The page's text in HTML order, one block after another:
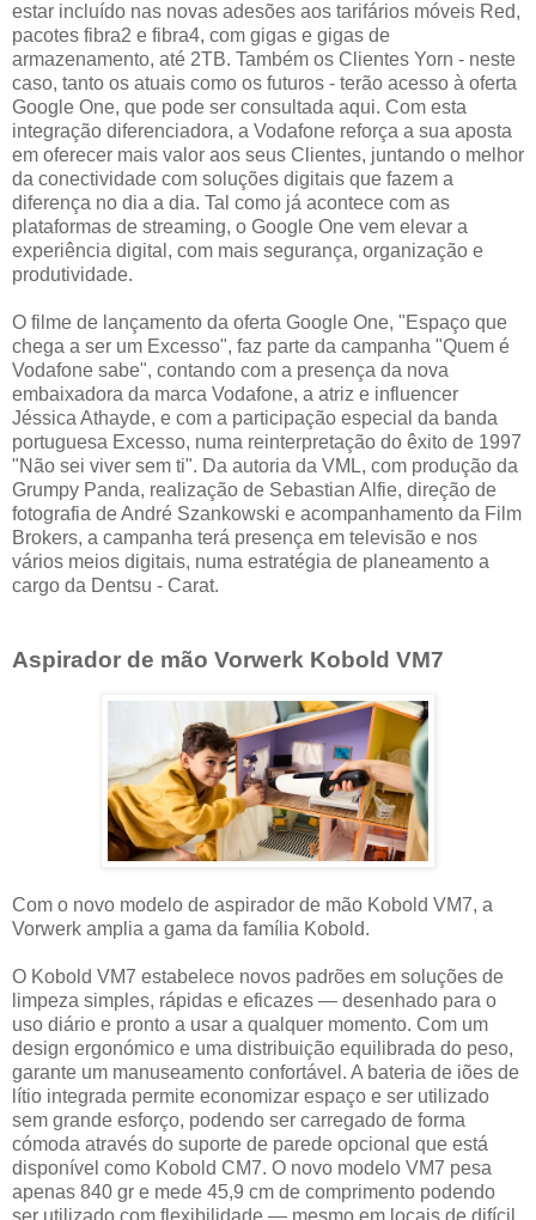
estar incluído nas novas adesões aos tarifários móveis Red,
pacotes fibra2 e fibra4, com gigas e gigas de
armazenamento, até 2TB. Também os Clientes Yorn - neste
caso, tanto os atuais como os futuros - terão acesso à oferta
Google One, que pode ser consultada aqui. Com esta
integração diferenciadora, a Vodafone reforça a sua aposta
em oferecer mais valor aos seus Clientes, juntando o melhor
da conectividade com soluções digitais que fazem a
diferença no dia a dia. Tal como já acontece com as
plataformas de streaming, o Google One vem elevar a
experiência digital, com mais segurança, organização e
produtividade.
O filme de lançamento da oferta Google One, "Espaço que
chega a ser um Excesso", faz parte da campanha "Quem é
Vodafone sabe", contando com a presença da nova
embaixadora da marca Vodafone, a atriz e influencer
Jéssica Athayde, e com a participação especial da banda
portuguesa Excesso, numa reinterpretação do êxito de 1997
"Não sei viver sem ti". Da autoria da VML, com produção da
Grumpy Panda, realização de Sebastian Alfie, direção de
fotografia de André Szankowski e acompanhamento da Film
Brokers, a campanha terá presença em televisão e nos
vários meios digitais, numa estratégia de planeamento a
cargo da Dentsu - Carat.
Aspirador de mão Vorwerk Kobold VM7
Com o novo modelo de aspirador de mão Kobold VM7, a
Vorwerk amplia a gama da família Kobold.
O Kobold VM7 estabelece novos padrões em soluções de
limpeza simples, rápidas e eficazes — desenhado para o
uso diário e pronto a usar a qualquer momento. Com um
design ergonómico e uma distribuição equilibrada do peso,
garante um manuseamento confortável. A bateria de iões de
lítio integrada permite economizar espaço e ser utilizado
sem grande esforço, podendo ser carregado de forma
cómoda através do suporte de parede opcional que está
disponível como Kobold CM7. O novo modelo VM7 pesa
apenas 840 gr e mede 45,9 cm de comprimento podendo
ser utilizado com flexibilidade — mesmo em locais de difícil